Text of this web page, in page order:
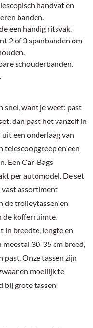
handvat en
banden.
een handig ritsvak.
2 of 3 spanbanden om
schouderbanden.
snel, want je weet: past
dan past het vanzelf in
een onderlaag van
telescoopgreep en een
Een Car-Bags
per automodel. De set
vast assortiment
de trolleytassen en
de kofferruimte.
in breedte, lengte en
meestal 30-35 cm breed,
past. Onze tassen zijn
en moeilijk te
bij grote tassen